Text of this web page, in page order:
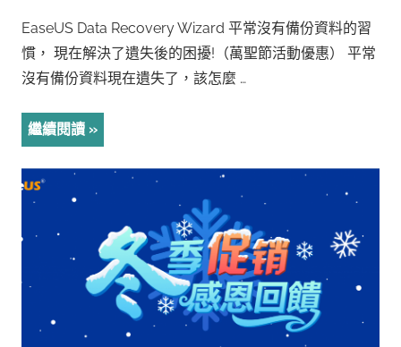
EaseUS Data Recovery Wizard 平常沒有備份資料的習
慣， 現在解決了遺失後的困擾!（萬聖節活動優惠） 平常
沒有備份資料現在遺失了，該怎麼 …
繼續閱讀